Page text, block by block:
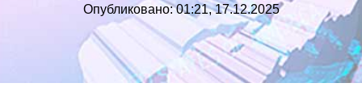
Опубликовано: 01:21, 17.12.2025
»
Контакт»